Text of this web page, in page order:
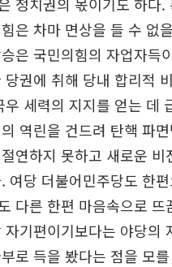
은 차마 면상을 들 수 없
은 국민의힘의 자업자득
당권에 취해 당내 합리적
우 세력의 지지를 얻는 데
역린을 건드려 탄핵 파
연하지 못하고 새로운 비
여당 더불어민주당도 한
다른 한편 마음속으로 뜨
자기편이기보다는 야당의
로 득을 봤다는 점을 모